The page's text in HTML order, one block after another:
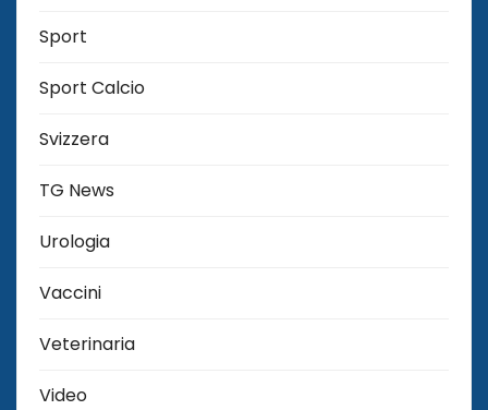
Sport
Sport Calcio
Svizzera
TG News
Urologia
Vaccini
Veterinaria
Video